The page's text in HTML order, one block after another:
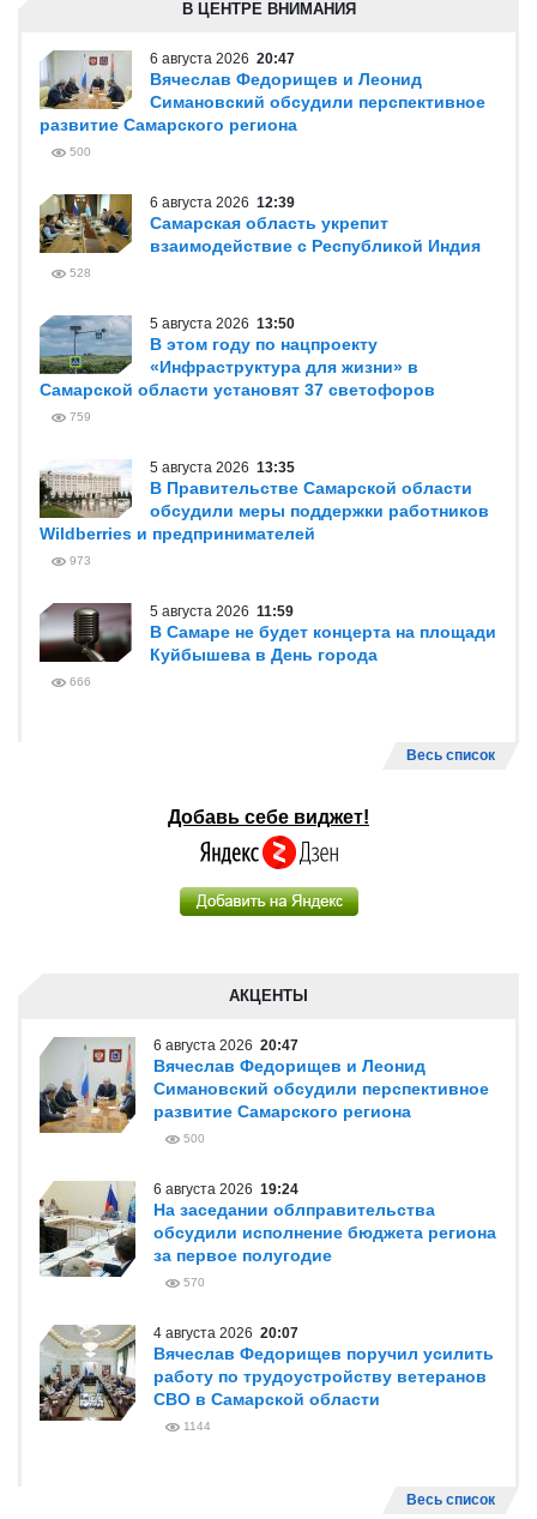
В ЦЕНТРЕ ВНИМАНИЯ
6 августа 2026 20:47
Вячеслав Федорищев и Леонид
Симановский обсудили перспективное
развитие Самарского региона
500
6 августа 2026 12:39
Самарская область укрепит
взаимодействие с Республикой Индия
528
5 августа 2026 13:50
В этом году по нацпроекту
«Инфраструктура для жизни» в
Самарской области установят 37 светофоров
759
5 августа 2026 13:35
В Правительстве Самарской области
обсудили меры поддержки работников
Wildberries и предпринимателей
973
5 августа 2026 11:59
В Самаре не будет концерта на площади
Куйбышева в День города
666
Весь список
Добавь себе виджет!
АКЦЕНТЫ
6 августа 2026 20:47
Вячеслав Федорищев и Леонид
Симановский обсудили перспективное
развитие Самарского региона
500
6 августа 2026 19:24
На заседании облправительства
обсудили исполнение бюджета региона
за первое полугодие
570
4 августа 2026 20:07
Вячеслав Федорищев поручил усилить
работу по трудоустройству ветеранов
СВО в Самарской области
1144
Весь список